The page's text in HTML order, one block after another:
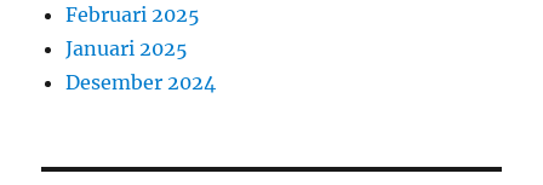
Februari 2025
Januari 2025
Desember 2024